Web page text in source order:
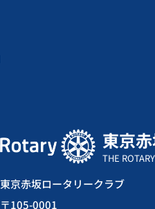
東京
THE
東京赤坂ロータリークラブ
〒105-0001